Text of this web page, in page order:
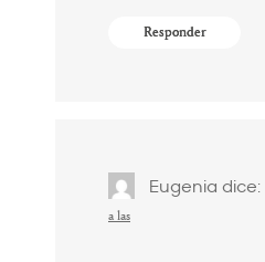
Responder
Eugenia dice:
a las